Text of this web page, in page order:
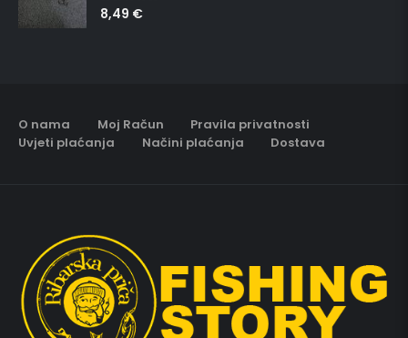
5.00 out of 5
8,49 €
O nama Moj Račun
Pravila privatnosti
Uvjeti plaćanja
Načini plaćanja Dostava